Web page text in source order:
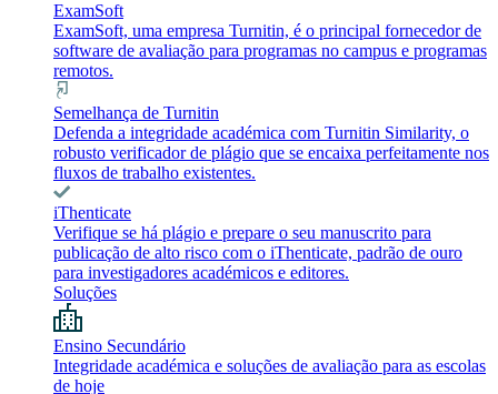
ExamSoft
ExamSoft, uma empresa Turnitin, é o principal fornecedor de
software de avaliação para programas no campus e programas
remotos.
Semelhança de Turnitin
Defenda a integridade académica com Turnitin Similarity, o
robusto verificador de plágio que se encaixa perfeitamente nos
fluxos de trabalho existentes.
iThenticate
Verifique se há plágio e prepare o seu manuscrito para
publicação de alto risco com o iThenticate, padrão de ouro
para investigadores académicos e editores.
Soluções
Ensino Secundário
Integridade académica e soluções de avaliação para as escolas
de hoje